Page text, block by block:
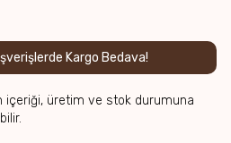
Kargo Bedava!
içeriği, üretim ve stok durumuna